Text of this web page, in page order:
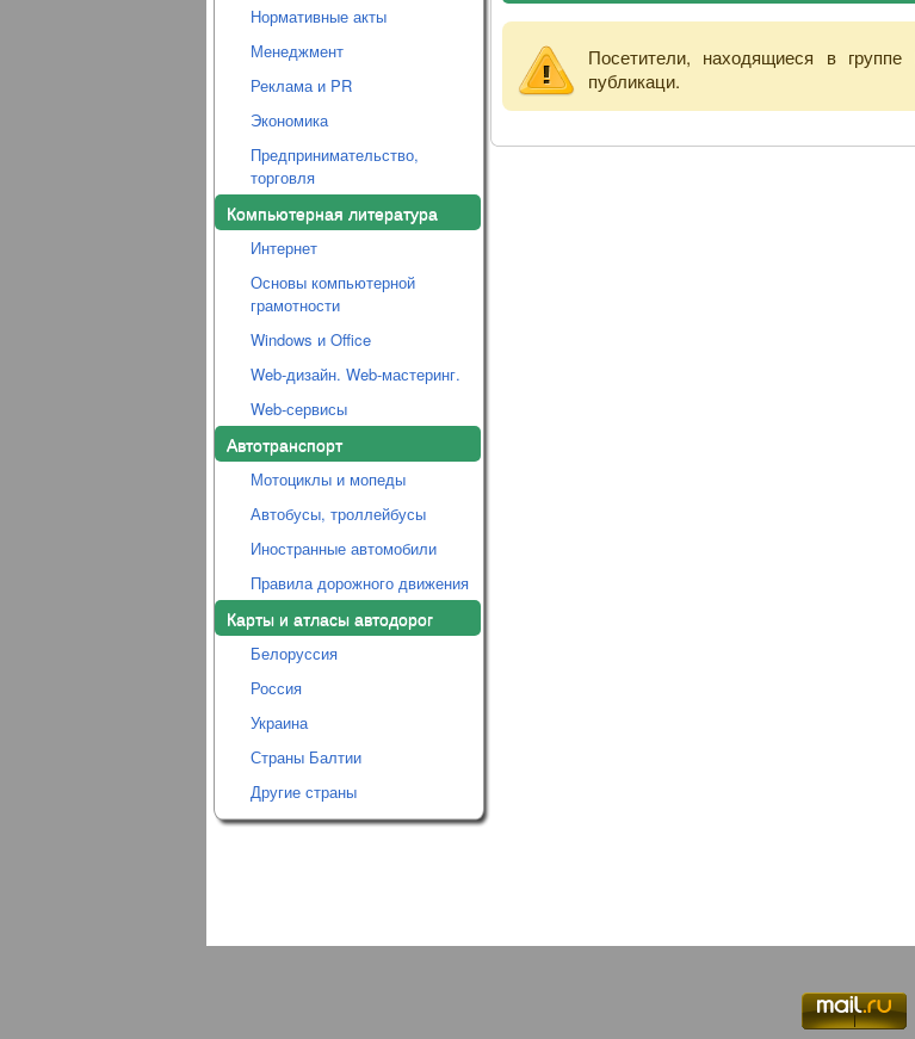
Нормативные акты
Менеджмент
Реклама и PR
Экономика
Предпринимательство,
торговля
Компьютерная литература
Интернет
Основы компьютерной
грамотности
Windows и Office
Web-дизайн. Web-мастеринг.
Web-сервисы
Автотранспорт
Мотоциклы и мопеды
Автобусы, троллейбусы
Иностранные автомобили
Правила дорожного движения
Карты и атласы автодорог
Белоруссия
Россия
Украина
Страны Балтии
Другие страны
Посетители, находящиеся в группе
публикаци.